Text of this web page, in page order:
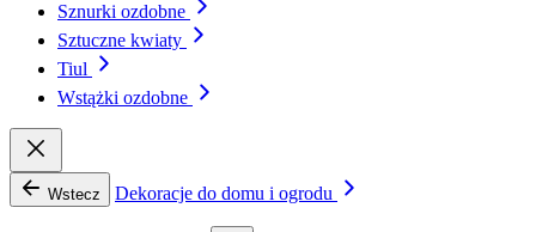
Sznurki ozdobne
Sztuczne kwiaty
Tiul
Wstążki ozdobne
Wstecz Dekoracje do domu i ogrodu